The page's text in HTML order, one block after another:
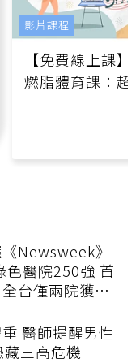
【免費線上課
燃脂體育課：超
影片課程
Newsweek》
色醫院250強 首
台僅兩院獲
醫師提醒男性
三高危機